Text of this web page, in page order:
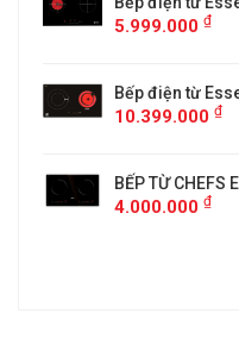
5.999.000 ₫
Bếp điện từ
10.399.000 ₫
BẾP TỪ CHEFS
4.000.000 ₫